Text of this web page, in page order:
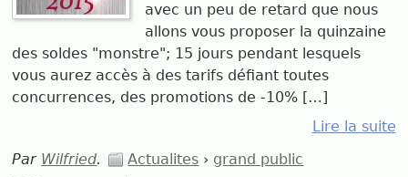
avec un peu de retard que nous
allons vous proposer la quinzaine
des soldes "monstre"; 15 jours pendant lesquels
vous aurez accès à des tarifs défiant toutes
concurrences, des promotions de -10% […]
Lire la suite
Par Wilfried. Actualites › grand public